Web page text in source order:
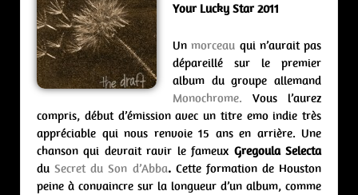
Your Lucky Star 2011
Unmorceau qui n’aurait pas
dépareillé sur le premier
album du groupe allemand
Monochrome. Vous l’aurez
compris, début d’émission avec un titre emo indie très
appréciable qui nous renvoie 15 ans en arrière. Une
chanson qui devrait ravir le fameux Gregoula Selecta
duSecret du Son d’Abba.Cette formation de Houston
peine à convaincre sur la longueur d’un album, comme